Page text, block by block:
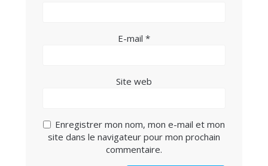
E-mail *
Site web
Enregistrer mon nom, mon e-mail et mon
site dans le navigateur pour mon prochain
commentaire.